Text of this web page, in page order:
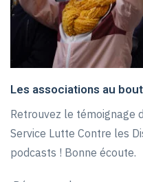
Les associations au
Retrouvez le témoignage
Service Lutte Contre les
podcasts ! Bonne écoute.